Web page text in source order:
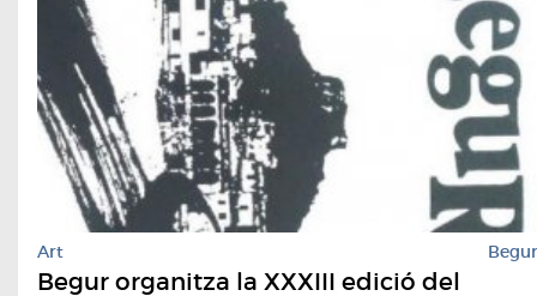
Art Begur
Begur organitza la XXXIII edició del